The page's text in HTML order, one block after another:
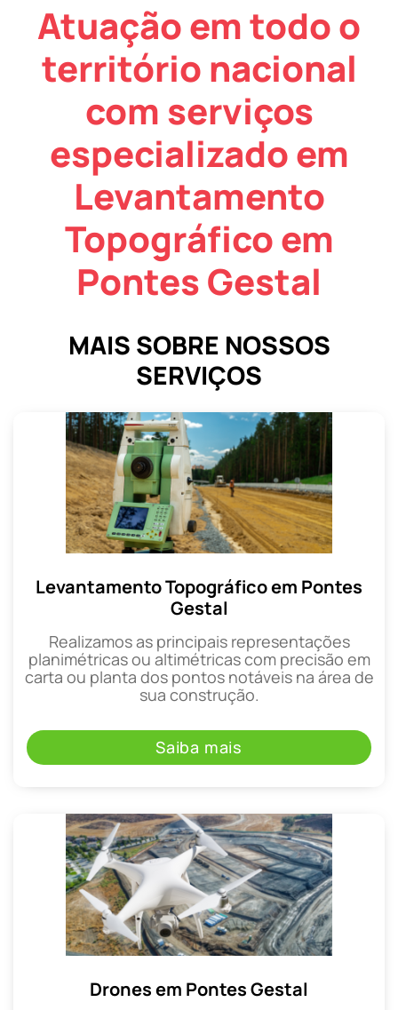
Atuação em todo o
território nacional
com serviços
especializado em
Levantamento
Topográfico em
Pontes Gestal
MAIS SOBRE NOSSOS
SERVIÇOS
Levantamento Topográfico em Pontes
Gestal
Realizamos as principais representações
planimétricas ou altimétricas com precisão em
carta ou planta dos pontos notáveis na área de
sua construção.
Saiba mais
Drones em Pontes Gestal